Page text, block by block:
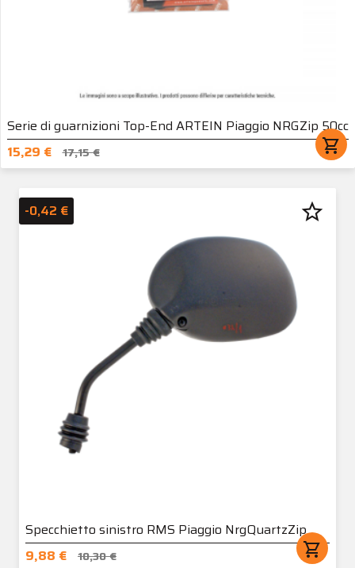
Serie di guarnizioni Top-End ARTEIN Piaggio NRGZip 50cc
15,29 €
17,15 € shopping_cart
Specchietto sinistro RMS Piaggio NrgQuartzZip
9,88 €
10,30 € shopping_cart
-0,42 € star_border